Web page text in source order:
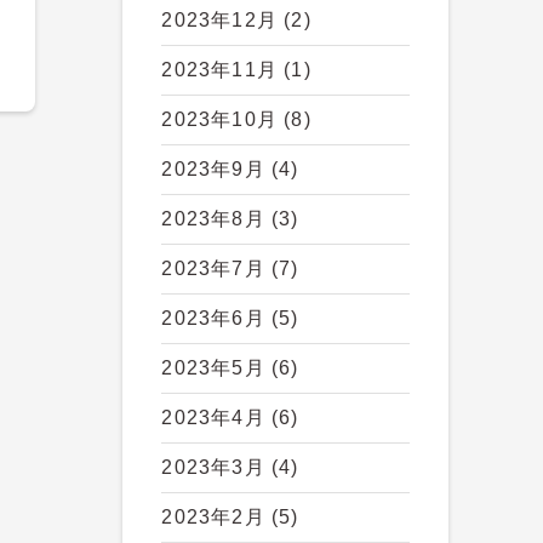
2023年12月 (2)
2023年11月 (1)
2023年10月 (8)
2023年9月 (4)
2023年8月 (3)
2023年7月 (7)
2023年6月 (5)
2023年5月 (6)
2023年4月 (6)
2023年3月 (4)
2023年2月 (5)